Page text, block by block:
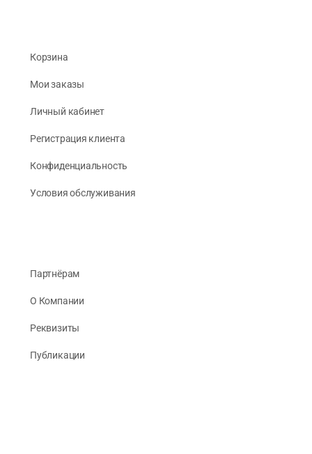
Корзина
Мои заказы
Личный кабинет
Регистрация клиента
Конфиденциальность
Условия обслуживания
Партнёрам
О Компании
Реквизиты
Публикации